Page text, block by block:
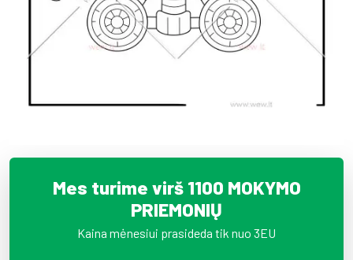
Mes turime virš 1100 MOKYMO
PRIEMONIŲ
Kaina mėnesiui prasideda tik nuo 3EU